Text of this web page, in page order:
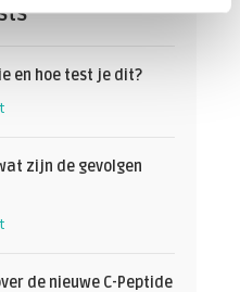
en hoe test je dit?
zijn de gevolgen
de nieuwe C-Peptide